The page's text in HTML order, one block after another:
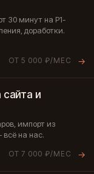
30 минут на P1-
доработки.
ОТ 5 000 ₽/МЕС →
и
импорт из
всё на нас.
ОТ 7 000 ₽/МЕС →